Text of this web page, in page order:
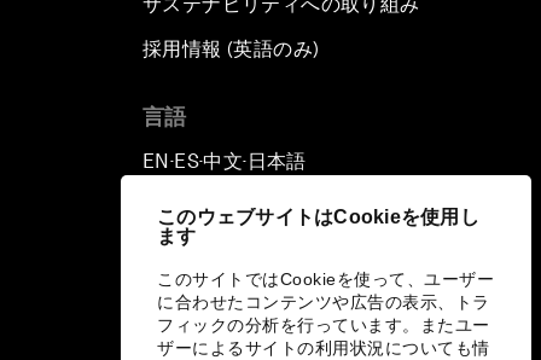
このウェブサイトはCookieを使用し
ます
このサイトではCookieを使って、ユーザー
に合わせたコンテンツや広告の表示、トラ
フィックの分析を行っています。またユー
ザーによるサイトの利用状況についても情
採用情報 (英語のみ)
言語
EN ▪ES▪中文▪ 日本語